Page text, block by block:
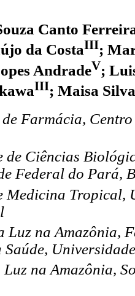
Canto
da CostaIII;
AndradeV;
III; Maisa
Farmácia,
de Ciências
Federal do Pará,
Medicina Tropical,
Luz na Amazônia,
Saúde,
na Amazônia,